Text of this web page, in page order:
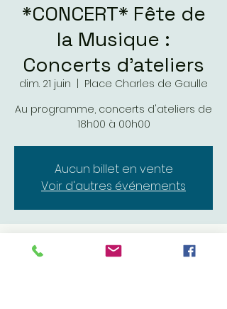
*CONCERT* Fête de
la Musique :
Concerts d'ateliers
dim. 21 juin
Place Charles de Gaulle
Au programme, concerts d'ateliers de
18h00 à 00h00
Aucun billet en vente
Voir d'autres événements
Heure et lieu